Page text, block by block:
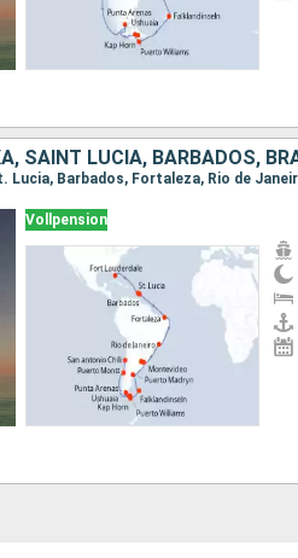
Vollpension